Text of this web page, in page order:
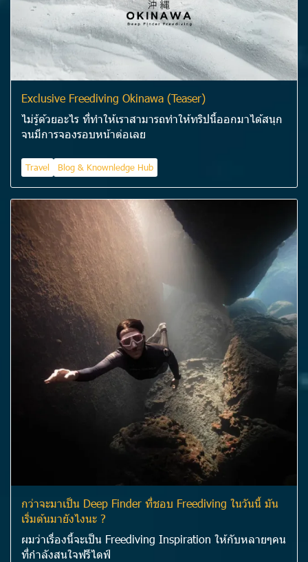
Exclusive Freediving Okinawa (Teaser)
ไม่รู้ด้วยอะไร ที่ทำให้เราสามารถทำให้ทริปนี้ออกมาได้สนุก
จนมีการจองรอบหน้าต่อเลย
Travel Blog & Knownledge Hub
กว่าจะมาเป็น Deep Finder ที่ชอบ Freediving ในวันนี้ มัน
เริ่มต้นมายังไงนะ ?
ผมว่าเรื่องนี้จะเป็น Freediving Inspiration ให้กับหลายๆคน
ที่กำลังสนใจฟรีไดฟ์